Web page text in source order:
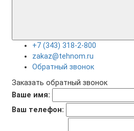
+7 (343) 318-2-800
zakaz@tehnom.ru
Обратный звонок
Заказать обратный звонок
Ваше имя:
Ваш телефон: